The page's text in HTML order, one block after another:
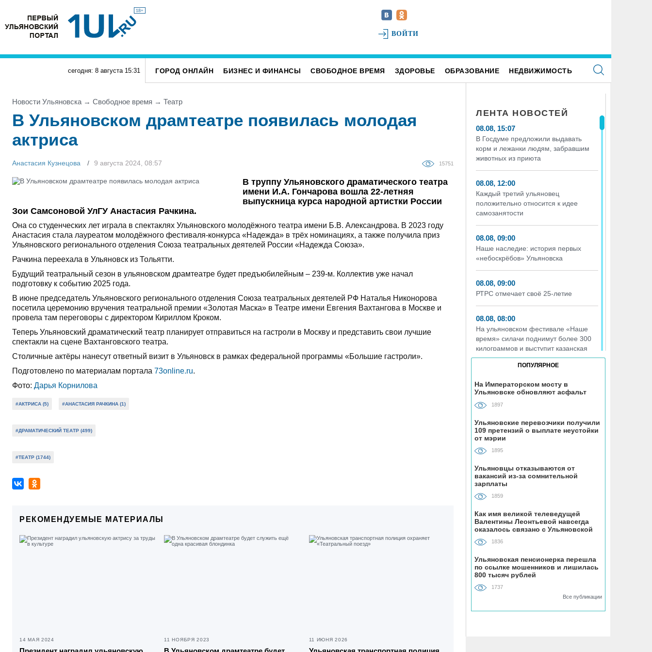
18+
ВОЙТИ
сегодня: 8 августа 15:31 ГОРОД ОНЛАЙН БИЗНЕС И ФИНАНСЫ СВОБОДНОЕ ВРЕМЯ ЗДОРОВЬЕ ОБРАЗОВАНИЕ НЕДВИЖИМОСТЬ
Новости Ульяновска → Свободное время → Театр
В Ульяновском драмтеатре появилась молодая
актриса
Анастасия Кузнецова 9 августа 2024, 08:57 15751
В труппу Ульяновского драматического театра
имени И.А. Гончарова вошла 22-летняя
выпускница курса народной артистки России
Зои Самсоновой УлГУ Анастасия Рачкина.
Она со студенческих лет играла в спектаклях Ульяновского молодёжного театра имени Б.В. Александрова. В 2023 году
Анастасия стала лауреатом молодёжного фестиваля-конкурса «Надежда» в трёх номинациях, а также получила приз
Ульяновского регионального отделения Союза театральных деятелей России «Надежда Союза».
Рачкина переехала в Ульяновск из Тольятти.
Будущий театральный сезон в ульяновском драмтеатре будет предъюбилейным – 239-м. Коллектив уже начал
подготовку к событию 2025 года.
В июне председатель Ульяновского регионального отделения Союза театральных деятелей РФ Наталья Никонорова
посетила церемонию вручения театральной премии «Золотая Маска» в Театре имени Евгения Вахтангова в Москве и
провела там переговоры с директором Кириллом Кроком.
Теперь Ульяновский драматический театр планирует отправиться на гастроли в Москву и представить свои лучшие
спектакли на сцене Вахтанговского театра.
Столичные актёры нанесут ответный визит в Ульяновск в рамках федеральной программы «Большие гастроли».
Подготовлено по материалам портала 73online.ru.
Фото: Дарья Корнилова
#АКТРИСА (5) #АНАСТАСИЯ РАЧКИНА (1)
#ДРАМАТИЧЕСКИЙ ТЕАТР (499)
#ТЕАТР (1744)
РЕКОМЕНДУЕМЫЕ МАТЕРИАЛЫ
14 МАЯ 2024 11 НОЯБРЯ 2023 11 ИЮНЯ 2026
ЛЕНТА НОВОСТЕЙ
08.08, 15:07
В Госдуме предложили выдавать
корм и лежанки людям, забравшим
животных из приюта
08.08, 12:00
Каждый третий ульяновец
положительно относится к идее
самозанятости
08.08, 09:00
Наше наследие: история первых
«небоскрёбов» Ульяновска
08.08, 09:00
РТРС отмечает своё 25-летие
08.08, 08:00
На ульяновском фестивале «Наше
время» силачи поднимут более 300
килограммов и выступит казанская
группа «Мураками»
07.08, 19:56
На участке проспекта Гая в
Ульяновске запретили остановку
07.08, 19:30
В «Молодёжном» парке Ульяновска
площадку
07.08, 18:43
благоустраивают место воинского
захоронения
07.08, 18:00
До +34 градусов раскалится воздух в
Ульяновской области в субботу
07.08, 17:35
на спорт и здоровый образ жизни
ПОПУЛЯРНОЕ
На Императорском мосту в
Ульяновске обновляют асфальт
1897
Ульяновские перевозчики получили
109 претензий о выплате неустойки
от мэрии
1895
Ульяновцы отказываются от
вакансий из-за сомнительной
зарплаты
1859
Как имя великой телеведущей
Валентины Леонтьевой навсегда
оказалось связано с Ульяновской
областью
1836
Ульяновская пенсионерка перешла
по ссылке мошенников и лишилась
800 тысяч рублей
1737
Все публикации